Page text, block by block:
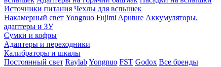
Источники питания Чехлы для вспышек
Накамерный свет Yongnuo Fujimi Aputure Аккумуляторы,
адаптеры и ЗУ
Сумки и кофры
Адаптеры и переходники
Калибраторы и шкалы
Постоянный свет RaylabYongnuo FST Godox Все бренды